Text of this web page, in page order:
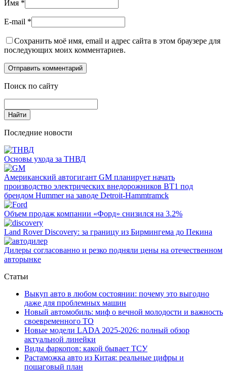
Имя *
E-mail *
Сохранить моё имя, email и адрес сайта в этом браузере для
последующих моих комментариев.
Поиск по сайту
Последние новости
Основы ухода за ТНВД
Американский автогигант GM планирует начать
производство электрических внедорожников BT1 под
брендом Hummer на заводе Detroit-Hammtramck
Объем продаж компании «Форд» снизился на 3.2%
Land Rover Dіscovery: за границу из Бирмингема до Пекина
Дилеры согласованно и резко подняли цены на отечественном
авторынке
Статьи
Выкуп авто в любом состоянии: почему это выгодно
даже для проблемных машин
Новый автомобиль: миф о вечной молодости и важность
своевременного ТО
Новые модели LADA 2025-2026: полный обзор
актуальной линейки
Виды фаркопов: какой бывает ТСУ
Растаможка авто из Китая: реальные цифры и
пошаговый план